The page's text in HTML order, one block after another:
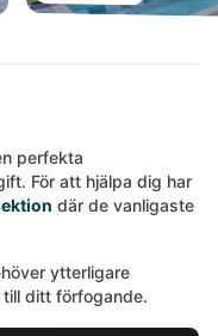
perfekta
För att hjälpa dig har
där de vanligaste
ytterligare
ditt förfogande.